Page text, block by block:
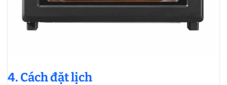
4. Cách đặt lịch